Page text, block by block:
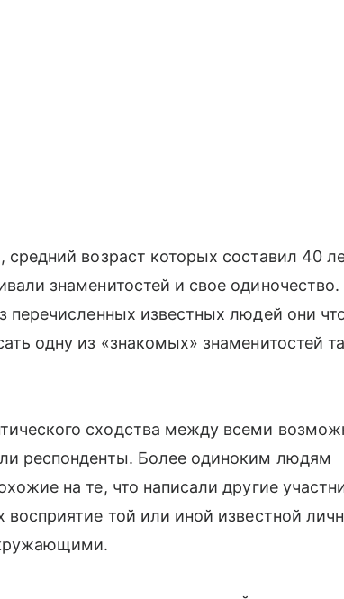
возраст которых составил 40
знаменитостей и свое одиночество.
перечисленных известных людей они
одну из «знакомых» знаменитостей
сходства между всеми
респонденты. Более одиноким людям
на те, что написали другие
той или иной известной